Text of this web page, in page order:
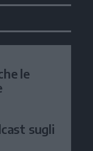
le
sugli